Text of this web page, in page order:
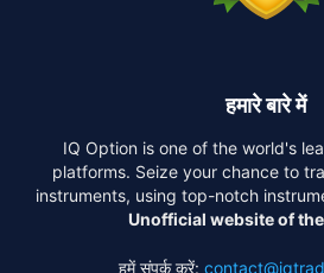
हमारे बारे में
IQ Option is one of the world's
platforms. Seize your chance to
instruments, using top-notch
Unofficial website of
हमें संपर्क करें: